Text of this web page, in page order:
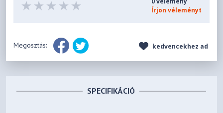
Írjon véleményt
Megosztás: kedvencekhez ad
SPECIFIKÁCIÓ